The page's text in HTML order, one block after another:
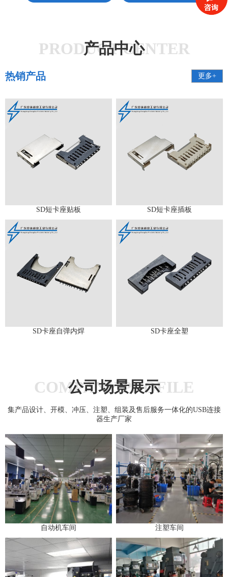
PRODUCT CENTER
产品中心
热销产品 更多+
SD短卡座贴板 SD短卡座插板
SD卡座自弹内焊 SD卡座全塑
COMPANY PROFILE
公司场景展示
集产品设计、开模、冲压、注塑、组装及售后服务一体化的USB连接
器生产厂家
自动机车间 注塑车间